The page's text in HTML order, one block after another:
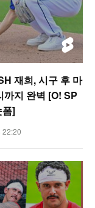
재희, 시구 후 마
까지 완벽 [O! SP
폼]
22:20